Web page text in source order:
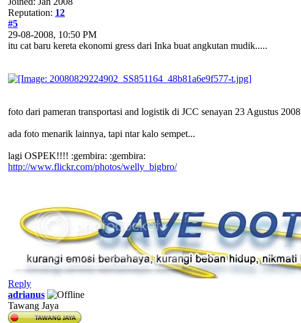
Reputation: 12
#5
29-08-2008, 10:50 PM
itu cat baru kereta ekonomi gress dari Inka buat angkutan mudik.....
foto dari pameran transportasi and logistik di JCC senayan 23 Agustus 2008
ada foto menarik lainnya, tapi ntar kalo sempet...
lagi OSPEK!!!! :gembira: :gembira:
http://www.flickr.com/photos/welly_bigbro/
Reply
adrianus
Tawang Jaya